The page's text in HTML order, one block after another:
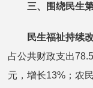
三、围绕民生
民生福祉持续改
占公共财政支出
元，增长13%；农